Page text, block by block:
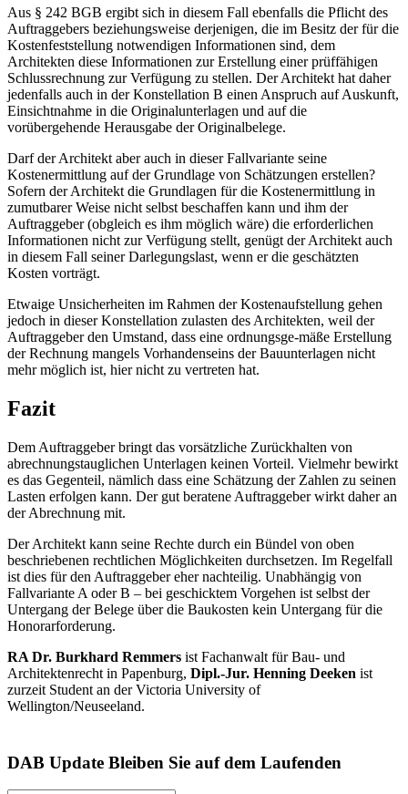
Aus § 242 BGB ergibt sich in diesem Fall ebenfalls die Pflicht des
Auftraggebers beziehungsweise derjenigen, die im Besitz der für die
Kostenfeststellung notwendigen Informationen sind, dem
Architekten diese Informationen zur Erstellung einer prüffähigen
Schlussrechnung zur Verfügung zu stellen. Der Architekt hat daher
jedenfalls auch in der Konstellation B einen Anspruch auf Auskunft,
Einsichtnahme in die Originalunterlagen und auf die
vorübergehende Herausgabe der Originalbelege.
Darf der Architekt aber auch in dieser Fallvariante seine
Kostenermittlung auf der Grundlage von Schätzungen erstellen?
Sofern der Architekt die Grundlagen für die Kostenermittlung in
zumutbarer Weise nicht selbst beschaffen kann und ihm der
Auftraggeber (obgleich es ihm möglich wäre) die erforderlichen
Informationen nicht zur Verfügung stellt, genügt der Architekt auch
in diesem Fall seiner Darlegungslast, wenn er die geschätzten
Kosten vorträgt.
Etwaige Unsicherheiten im Rahmen der Kostenaufstellung gehen
jedoch in dieser Konstellation zulasten des Architekten, weil der
Auftraggeber den Umstand, dass eine ordnungsge-mäße Erstellung
der Rechnung mangels Vorhandenseins der Bauunterlagen nicht
mehr möglich ist, hier nicht zu vertreten hat.
Fazit
Dem Auftraggeber bringt das vorsätzliche Zurückhalten von
abrechnungstauglichen Unterlagen keinen Vorteil. Vielmehr bewirkt
es das Gegenteil, nämlich dass eine Schätzung der Zahlen zu seinen
Lasten erfolgen kann. Der gut beratene Auftraggeber wirkt daher an
der Abrechnung mit.
Der Architekt kann seine Rechte durch ein Bündel von oben
beschriebenen rechtlichen Möglichkeiten durchsetzen. Im Regelfall
ist dies für den Auftraggeber eher nachteilig. Unabhängig von
Fallvariante A oder B – bei geschicktem Vorgehen ist selbst der
Untergang der Belege über die Baukosten kein Untergang für die
Honorarforderung.
RA Dr. Burkhard Remmers ist Fachanwalt für Bau- und
Architektenrecht in Papenburg, Dipl.-Jur. Henning Deeken ist
zurzeit Student an der Victoria University of
Wellington/Neuseeland.
DAB Update Bleiben Sie auf dem Laufenden